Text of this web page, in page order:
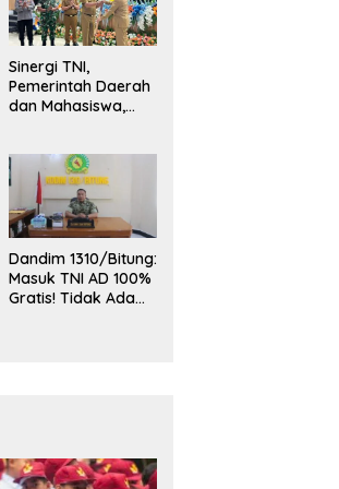
Sinergi TNI,
Pemerintah Daerah
dan Mahasiswa,
Mahasiswa KKT
Unsrat Manado di
Kota Bitung
Dandim 1310/Bitung:
Masuk TNI AD 100%
Gratis! Tidak Ada